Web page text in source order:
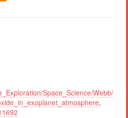
Space_Science/Webb/
,